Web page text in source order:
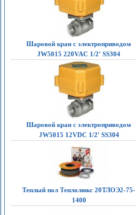
Шаровой кран с электроприводом
JW5015 220VAC 1/2' SS304
Шаровой кран с электроприводом
JW5015 12VDC 1/2' SS304
Теплый пол Теплолюкс 20ТЛОЭ2-75-
1400